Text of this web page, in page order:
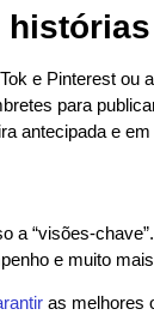
histórias
e Pinterest ou
para
antecipada e
a “visões-
e muito
as melhores